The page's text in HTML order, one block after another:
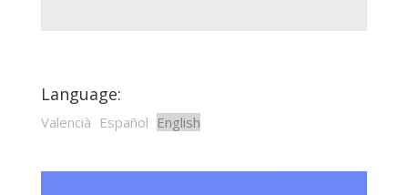
Language:
Valencià Español English